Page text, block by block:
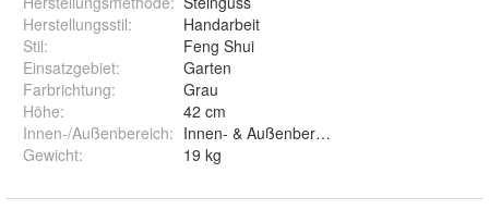
Herstellungsstil:
Handarbeit
Stil:
Feng Shui
Einsatzgebiet:
Garten
Farbrichtung:
Grau
Höhe:
42 cm
Innen-/Außenbereich: Innen- & Außenbereich
Gewicht: 19 kg